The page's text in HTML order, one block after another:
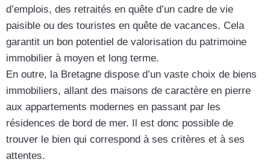
d’emplois, des retraités en quête d’un cadre de vie
paisible ou des touristes en quête de vacances. Cela
garantit un bon potentiel de valorisation du patrimoine
immobilier à moyen et long terme.
En outre, la Bretagne dispose d’un vaste choix de biens
immobiliers, allant des maisons de caractère en pierre
aux appartements modernes en passant par les
résidences de bord de mer. Il est donc possible de
trouver le bien qui correspond à ses critères et à ses
attentes.